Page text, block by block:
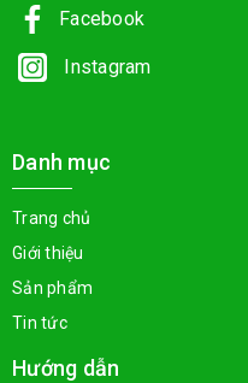
Facebook
Instagram
Danh mục
Trang chủ
Giới thiệu
Sản phẩm
Tin tức
Hướng dẫn